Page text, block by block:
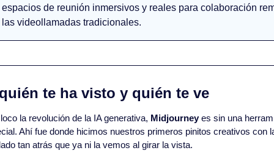
espacios de reunión inmersivos y reales para colaboración
videollamadas tradicionales.
te ha visto y quién te ve
la revolución de la IA generativa, Midjourney es sin una
Ahí fue donde hicimos nuestros primeros pinitos creativos con
tan atrás que ya ni la vemos al girar la vista.